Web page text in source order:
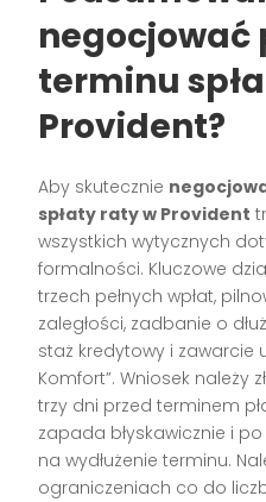
negocjować
terminu
Provident?
Aby skutecznie
spłaty raty w Provident
wszystkich wytycznych
formalności. Kluczowe
trzech pełnych wpłat,
zaległości, zadbanie o
staż kredytowy i zawarcie
Komfort”. Wniosek należy
trzy dni przed terminem
zapada błyskawicznie i
na wydłużenie terminu.
ograniczeniach co do